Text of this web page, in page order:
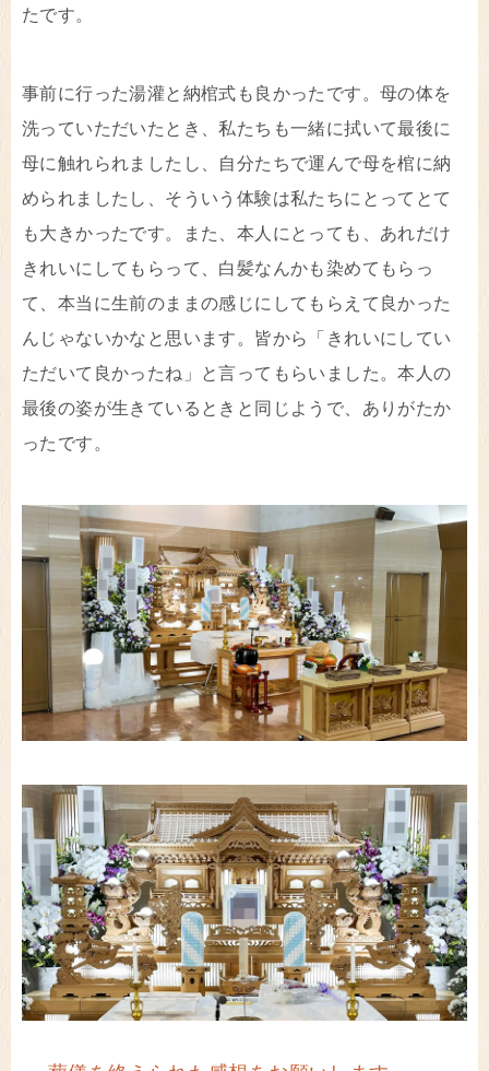
たです。
事前に行った湯灌と納棺式も良かったです。母の体を
洗っていただいたとき、私たちも一緒に拭いて最後に
母に触れられましたし、自分たちで運んで母を棺に納
められましたし、そういう体験は私たちにとってとて
も大きかったです。また、本人にとっても、あれだけ
きれいにしてもらって、白髪なんかも染めてもらっ
て、本当に生前のままの感じにしてもらえて良かった
んじゃないかなと思います。皆から「きれいにしてい
ただいて良かったね」と言ってもらいました。本人の
最後の姿が生きているときと同じようで、ありがたか
ったです。